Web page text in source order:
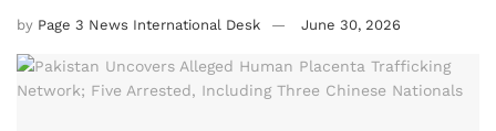
by Page 3 News International Desk June 30, 2026